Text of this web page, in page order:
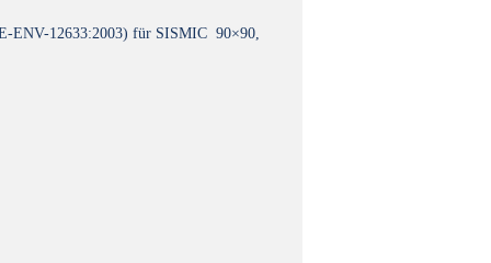
ENV-12633:2003) für SISMIC 90×90,